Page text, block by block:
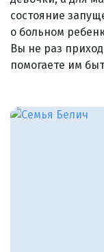
состояние
о больном
Вы не раз
помогаете им